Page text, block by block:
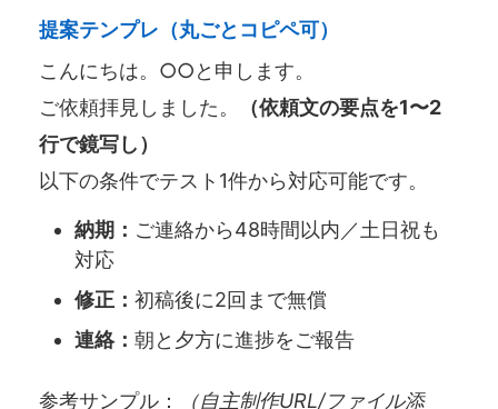
提案テンプレ（丸ごとコピペ可）
こんにちは。○○と申します。
ご依頼拝見しました。
（依頼文の要点を1〜2
行で鏡写し）
以下の条件でテスト1件から対応可能です。
納期： ご連絡から48時間以内／土日祝も
対応
修正： 初稿後に2回まで無償
連絡： 朝と夕方に進捗をご報告
参考サンプル：
（自主制作URL/ファイル添